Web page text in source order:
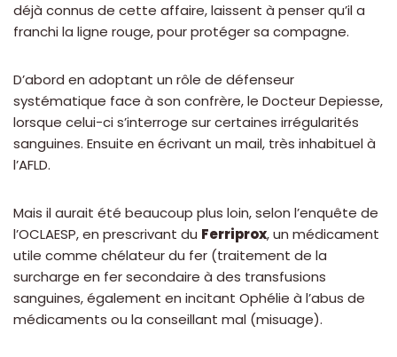
déjà connus de cette affaire, laissent à penser qu’il a
franchi la ligne rouge, pour protéger sa compagne.
D’abord en adoptant un rôle de défenseur
systématique face à son confrère, le Docteur Depiesse,
lorsque celui-ci s’interroge sur certaines irrégularités
sanguines. Ensuite en écrivant un mail, très inhabituel à
l’AFLD.
Mais il aurait été beaucoup plus loin, selon l’enquête de
l’OCLAESP, en prescrivant du Ferriprox, un médicament
utile comme chélateur du fer (traitement de la
surcharge en fer secondaire à des transfusions
sanguines, également en incitant Ophélie à l’abus de
médicaments ou la conseillant mal (misuage).